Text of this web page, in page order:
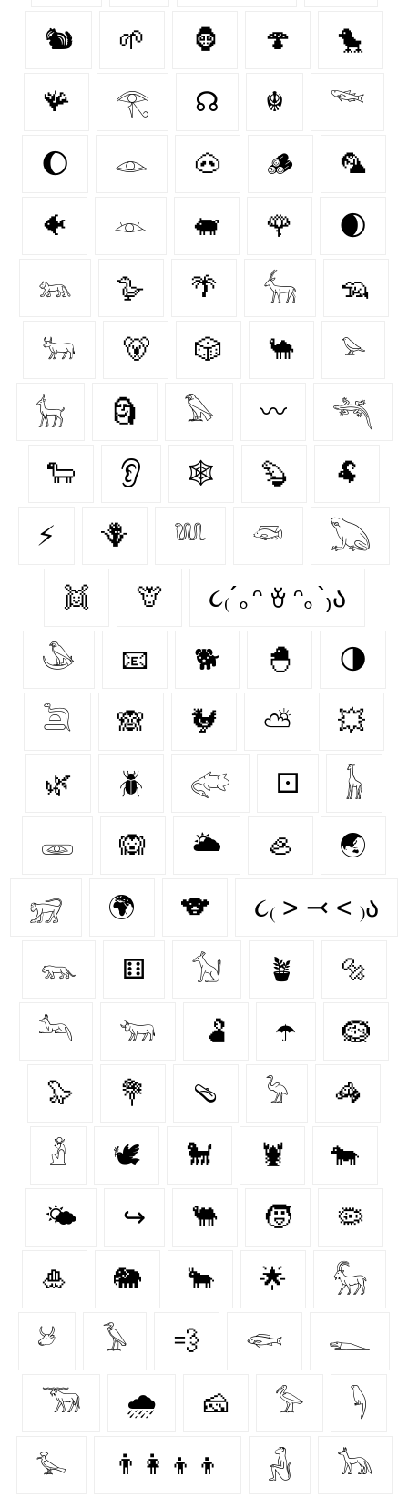
🐿 🌱 🦍 🍄‍ 🐤
🪸 𓂀 ☊ ☬ 𓆝
🌔 𓁼 🐽 🪵 🦜
🐠 𓁺 🐖 🌹 🌒
𓃬 🪿 🌴 𓃲 🦡
𓃽 🐻 🎲 🐪 𓅫
𓃴 🗿 𓅃 〰️ 𓆈
🐑 👂 🕸️ 🦫 🐏
⚡ 🪻 𓆚 𓆛 𓆏
👯 🦒 ૮₍´｡ᵔ ꈊ ᵔ｡`₎ა
𓅇 📧 🐕 🐣 🌗
𓆖 🙈 🐓 ⛅ 💥
🌿 🪲 𓅾 ⚀ 𓃱
𓁾 🙉 🌥️ 🦪 🌏
𓃸 🌍 🐨 ૮₍ ˃ ⤙ ˂ ₎ა
𓃮 ⚅ 𓃩 🪴 🔩
𓃢 𓃓 🫃 ☂️ 🪹
🦭 💐 🩴 𓅦 🦓
𓁳 🕊 🐩 🦞 🐄
🌤️ ↪ 🐫 🧒 🦠
🎍 🐘 🐂 🌟 𓃵
𓃾 𓅥 💨 𓆟 𓆍
𓃝 🌧️ 🧀 𓅞 𓆐
𓅙 👨‍👩‍👦‍👦 𓃻 𓃥